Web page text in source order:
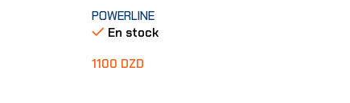
POWERLINE
En stock
1100 DZD